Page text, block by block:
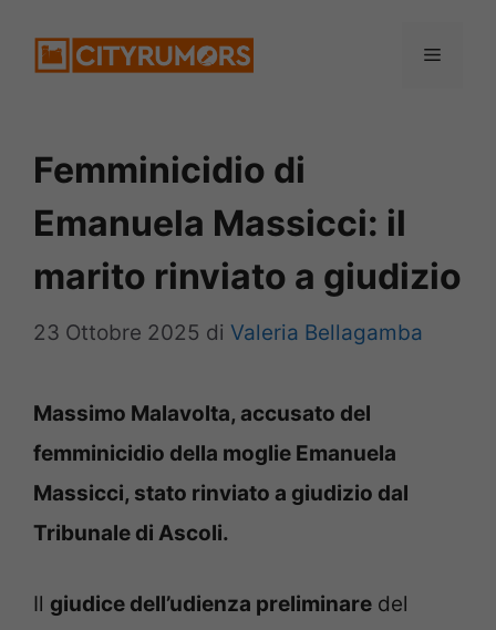
Menu
Femminicidio di
Emanuela Massicci: il
marito rinviato a giudizio
23 Ottobre 2025 di Valeria Bellagamba
Massimo Malavolta, accusato del
femminicidio della moglie Emanuela
Massicci, stato rinviato a giudizio dal
Tribunale di Ascoli.
Il giudice dell’udienza preliminare del